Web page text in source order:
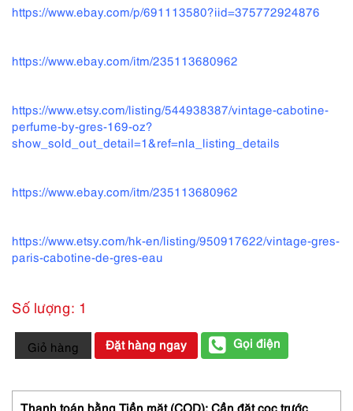
https://www.ebay.com/p/691113580?iid=375772924876
https://www.ebay.com/itm/235113680962
https://www.etsy.com/listing/544938387/vintage-cabotine-
perfume-by-gres-169-oz?
show_sold_out_detail=1&ref=nla_listing_details
https://www.ebay.com/itm/235113680962
https://www.etsy.com/hk-en/listing/950917622/vintage-gres-
paris-cabotine-de-gres-eau
Số lượng: 1
3233-
Cabotine
GRES
EDT
Giỏ hàng Đặt hàng ngay Gọi điện
Thanh toán bằng Tiền mặt (COD): Cần đặt cọc trước